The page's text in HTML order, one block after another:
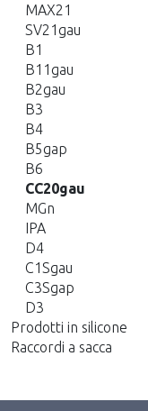
MAX21
SV21gau
B1
B11gau
B2gau
B3
B4
B5gap
B6
CC20gau
MGn
IPA
D4
C1Sgau
C3Sgap
D3
Prodotti in silicone
Raccordi a sacca